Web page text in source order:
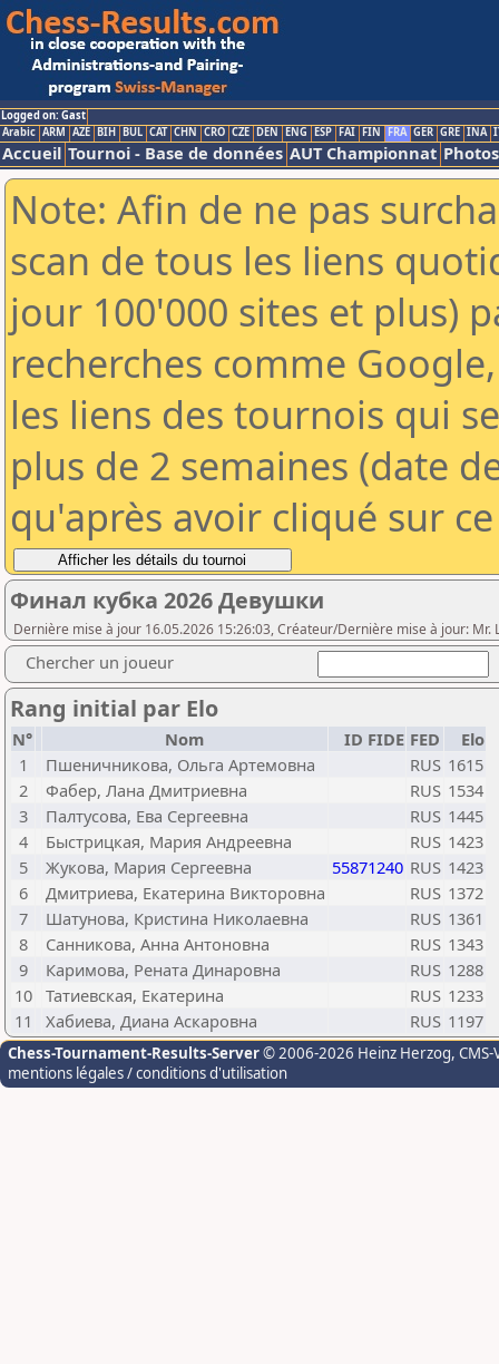
Logged on: Gast
Arabic ARM AZE BIH BUL CAT CHN CRO CZE DEN ENG ESP FAI FIN FRA GER GRE INA
Accueil Tournoi - Base de données AUT Championnat Photos
Note: Afin de ne pas
scan de tous les liens
jour 100'000 sites et plus)
recherches comme
les liens des tournois qui
plus de 2 semaines (date
qu'après avoir cliqué sur
Финал кубка 2026 Девушки
Dernière mise à jour 16.05.2026 15:26:03, Créateur/Dernière mise à jour: Mr.
Chercher un joueur
Rang initial par Elo
N° Nom ID FIDE FED
Elo
1
Пшеничникова, Ольга Артемовна RUS 1615
2
Фабер, Лана Дмитриевна RUS 1534
3
Палтусова, Ева Сергеевна RUS 1445
4
Быстрицкая, Мария Андреевна RUS 1423
5
Жукова, Мария Сергеевна 55871240 RUS 1423
6
Дмитриева, Екатерина Викторовна RUS 1372
7
Шатунова, Кристина Николаевна RUS 1361
8
Санникова, Анна Антоновна RUS 1343
9
Каримова, Рената Динаровна RUS 1288
10 Татиевская, Екатерина RUS 1233
11
Хабиева, Диана Аскаровна RUS 1197
Chess-Tournament-Results-Server© 2006-2026 Heinz Herzog,
mentions légales / conditions d'utilisation